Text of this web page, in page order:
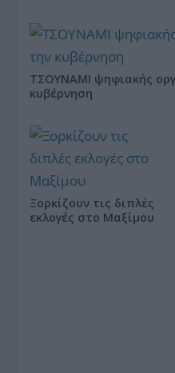
ΤΣΟΥΝΑΜΙ ψηφιακής
κυβέρνηση
Ξορκίζουν τις διπλές
εκλογές στο Μαξίμου